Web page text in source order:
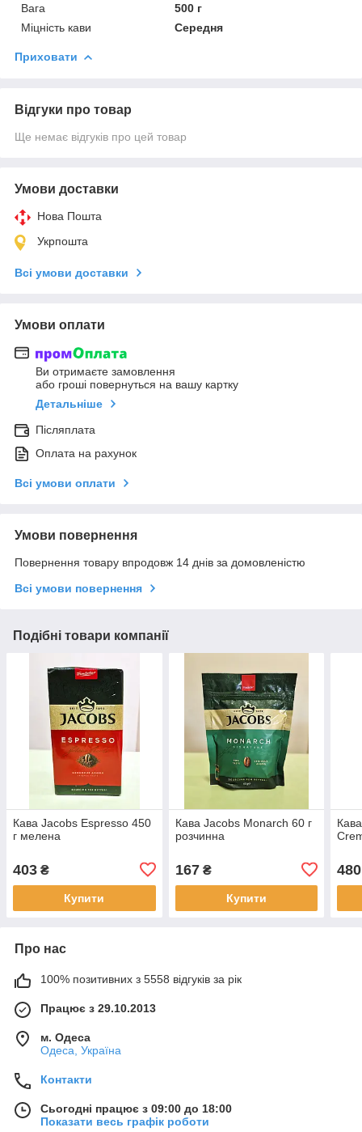
Вага
500 г
Міцність кави
Середня
Приховати
Відгуки про товар
Ще немає відгуків про цей товар
Умови доставки
Нова Пошта
Укрпошта
Всі умови доставки
Умови оплати
Ви отримаєте замовлення
або гроші повернуться на вашу картку
Детальніше
Післяплата
Оплата на рахунок
Всі умови оплати
Умови повернення
Повернення товару впродовж 14 днів за домовленістю
Всі умови повернення
Подібні товари компанії
Кава Jacobs Espresso 450
г мелена
403 ₴
Купити
Кава Jacobs Monarch 60 г
розчинна
167₴
Купити
480
Про нас
100% позитивних з 5558 відгуків за рік
Працює з 29.10.2013
м. Одеса
Одеса, Україна
Контакти
Сьогодні працює з 09:00 до 18:00
Показати весь графік роботи